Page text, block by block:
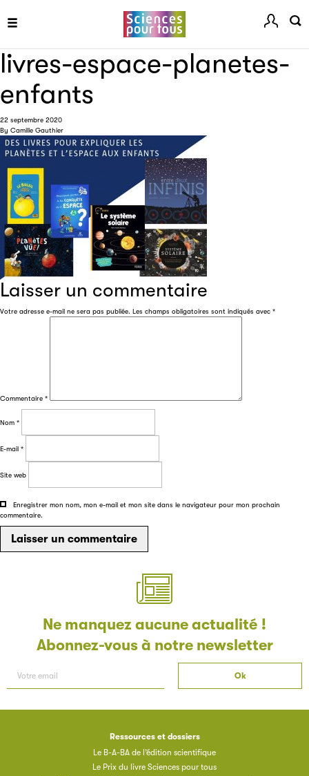
livres-espace-planetes-
enfants
22 septembre 2020
By Camille Gauthier
Laisser un commentaire
Votre adresse e-mail ne sera pas publiée. Les champs obligatoires sont indiqués avec *
Commentaire *
Nom *
E-mail *
Site web
Enregistrer mon nom, mon e-mail et mon site dans le navigateur pour mon prochain
commentaire.
Ne manquez aucune actualité !
Abonnez-vous à notre newsletter
Ressources et dossiers
Le B-A-BA de l’édition scientifique
Le Prix du livre Sciences pour tous
Les petits champions de la lecture
Le jeu de lecture à voix haute gratuit et ouvert à tous les
enfants de CM1 et de CM2.
Partenaire